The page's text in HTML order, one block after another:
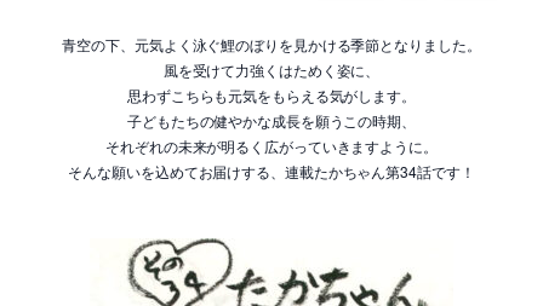
青空の下、元気よく泳ぐ鯉のぼりを見かける季節となりました。
風を受けて力強くはためく姿に、
思わずこちらも元気をもらえる気がします。
子どもたちの健やかな成長を願うこの時期、
それぞれの未来が明るく広がっていきますように。
そんな願いを込めてお届けする、連載たかちゃん第34話です！